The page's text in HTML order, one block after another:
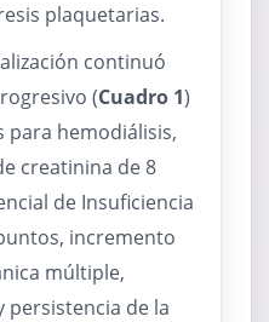
plaquetarias.
continuó
(Cuadro 1)
hemodiálisis,
creatinina de 8
de Insuficiencia
incremento
múltiple,
persistencia de la